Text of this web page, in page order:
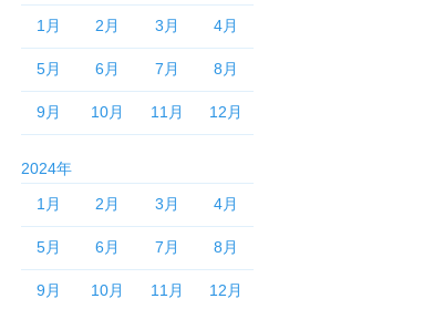
1月
2月 3月 4月
5月 6月 7月 8月
9月 10月 11月 12月
2024年
1月
2月 3月 4月
5月 6月 7月 8月
9月 10月 11月 12月